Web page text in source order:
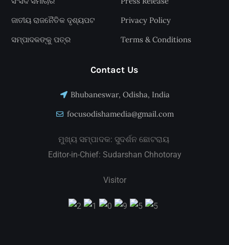
ଜାତୀୟ ରାଜନୈତିକ ଦୃଶ୍ୟପଟ
ସମ୍ପାଦକଙ୍କୁ ପତ୍ର
Privacy Policy
Terms & Conditions
Contact Us
Bhubaneswar, Odisha, India
focusodishamedia@gmail.com
ମୁଖ୍ୟ ସମ୍ପାଦକ: ସୁଦର୍ଶନ ଛୋଟରାୟ
Editor-in-Chief: Sudarshan Chhotoray
Visitor